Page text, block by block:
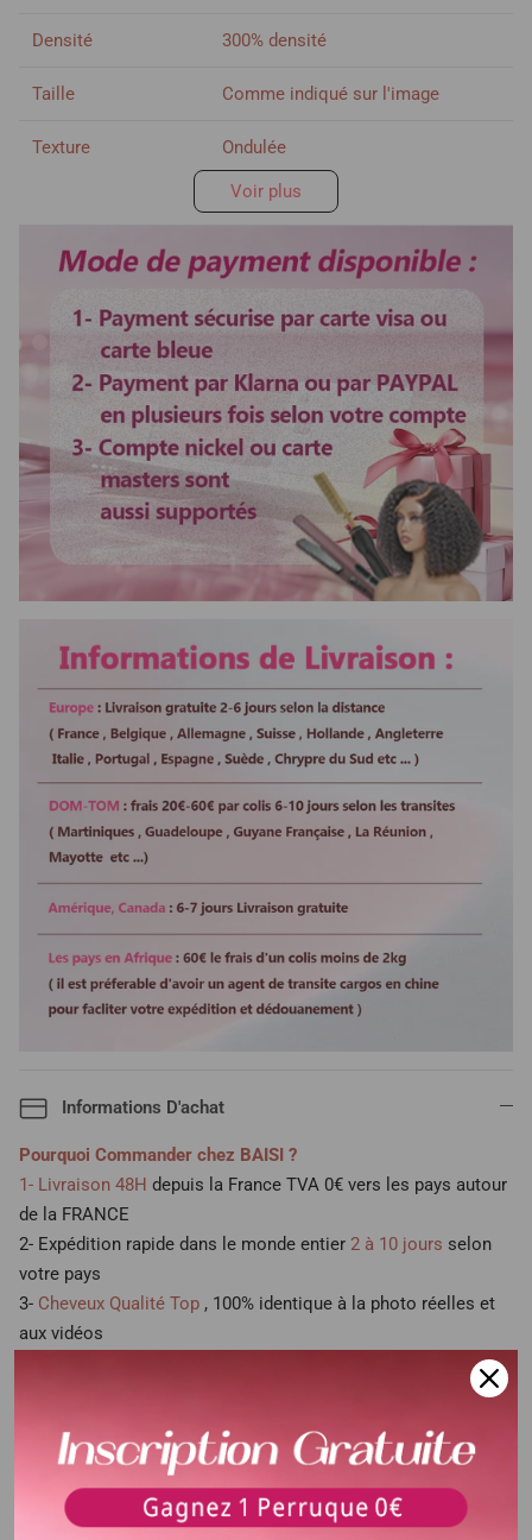
Densité 300% densité
Taille Comme indiqué sur l'image
Texture Ondulée
Si vous achetez les perruques déjà
en France, délai de livraison
environs2-3 jours, il n'y a pas de
livraison pendant weekend. Si le
colis envoyé depuis de la Chine,
12jours, il n'y a pas de livraison
pendant weekend.
Délai d'utilisation Plus de 3 ans
Bandes élastique Ajustable
Usage
pour mariage ou événement
spécial
Paquets livré avec un coffret cadeau
Voir plus
Informations D'achat
Pourquoi Commander chez BAISI ?
1- Livraison 48H depuis la France TVA 0€ vers les pays autour
de la FRANCE
2- Expédition rapide dans le monde entier 2 à 10 jours selon
votre pays
3- Cheveux Qualité Top , 100% identique à la photo réelles et
aux vidéos
en Chine avant 30 jours
douane 10€ à 20€
selon le poids de votre colis et le tarifs de chaque pays